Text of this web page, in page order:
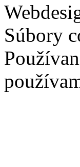
Súbory